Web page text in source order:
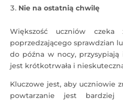
Nie na ostatnią chwilę
Większość uczniów
poprzedzającego sprawdzian
do późna w nocy, przysypiają
jest krótkotrwała i
Kluczowe jest, aby uczniowie
powtarzanie jest bardziej